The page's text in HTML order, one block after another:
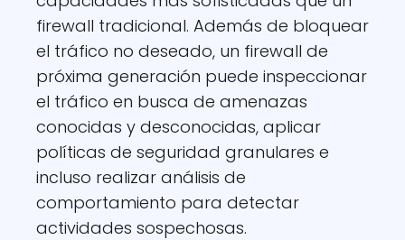
firewall tradicional. Además de bloquear
el tráfico no deseado, un firewall de
próxima generación puede inspeccionar
el tráfico en busca de amenazas
conocidas y desconocidas, aplicar
políticas de seguridad granulares e
incluso realizar análisis de
comportamiento para detectar
actividades sospechosas.